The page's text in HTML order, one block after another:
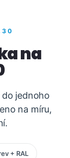
na
jednoho
na míru,
+ RAL